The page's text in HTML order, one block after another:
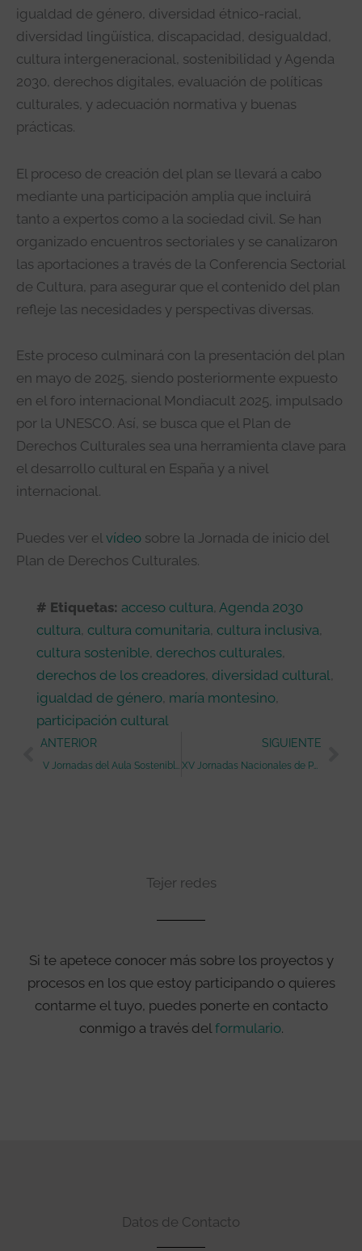
igualdad de género, diversidad étnico-racial,
diversidad lingüística, discapacidad, desigualdad,
cultura intergeneracional, sostenibilidad y Agenda
2030, derechos digitales, evaluación de políticas
culturales, y adecuación normativa y buenas
prácticas.
El proceso de creación del plan se llevará a cabo
mediante una participación amplia que incluirá
tanto a expertos como a la sociedad civil. Se han
organizado encuentros sectoriales y se canalizaron
las aportaciones a través de la Conferencia Sectorial
de Cultura, para asegurar que el contenido del plan
refleje las necesidades y perspectivas diversas.
Este proceso culminará con la presentación del plan
en mayo de 2025, siendo posteriormente expuesto
en el foro internacional Mondiacult 2025, impulsado
por la UNESCO. Así, se busca que el Plan de
Derechos Culturales sea una herramienta clave para
el desarrollo cultural en España y a nivel
internacional.
Puedes ver el vídeo sobre la Jornada de inicio del
Plan de Derechos Culturales.
# Etiquetas: acceso cultura, Agenda 2030
cultura, cultura comunitaria, cultura inclusiva,
cultura sostenible, derechos culturales,
derechos de los creadores, diversidad cultural,
igualdad de género, maría montesino,
participación cultural
AntANTERIOR SIGUIENTE
XV Jornadas Nacionales de Psicología contra la Violencia de Género
Tejer redes
Si te apetece conocer más sobre los proyectos y
procesos en los que estoy participando o quieres
contarme el tuyo, puedes ponerte en contacto
conmigo a través del formulario.
Datos de Contacto